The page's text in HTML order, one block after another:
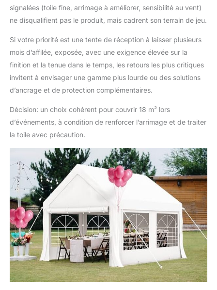
signalées (toile fine, arrimage à améliorer, sensibilité au vent)
ne disqualifient pas le produit, mais cadrent son terrain de jeu.
Si votre priorité est une tente de réception à laisser plusieurs
mois d’affilée, exposée, avec une exigence élevée sur la
finition et la tenue dans le temps, les retours les plus critiques
invitent à envisager une gamme plus lourde ou des solutions
d’ancrage et de protection complémentaires.
Décision: un choix cohérent pour couvrir 18 m² lors
d’événements, à condition de renforcer l’arrimage et de traiter
la toile avec précaution.